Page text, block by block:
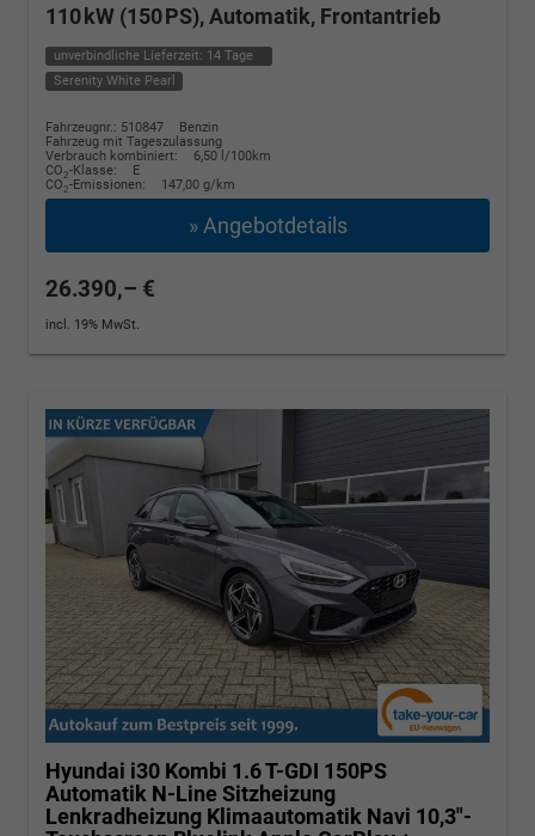
110 kW (150 PS), Automatik, Frontantrieb
unverbindliche Lieferzeit: 14 Tage
Serenity White Pearl
Fahrzeugnr.: 510847
Benzin
Fahrzeug mit Tageszulassung
Verbrauch kombiniert:
6,50 l/100km
CO2-Klasse:
E
CO2-Emissionen: 147,00 g/km
» Angebotdetails
26.390,– €
incl. 19% MwSt.
Hyundai i30 Kombi 1.6 T-GDI 150PS
Automatik N-Line Sitzheizung
Lenkradheizung Klimaautomatik Navi 10,3"-